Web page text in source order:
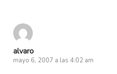
alvaro
mayo 6, 2007 a las 4:02 am